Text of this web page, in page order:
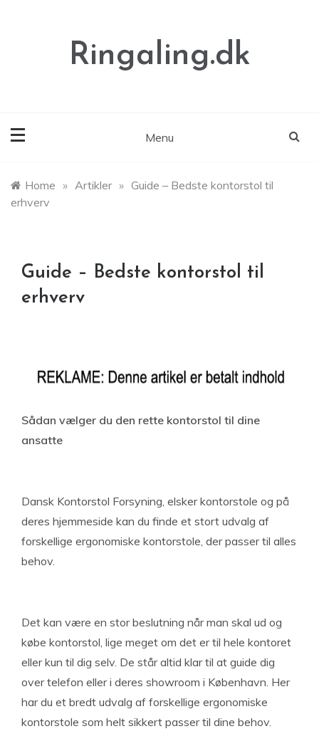
Ringaling.dk
Menu
Home » Artikler » Guide – Bedste kontorstol til
erhverv
Guide – Bedste kontorstol til
erhverv
Sådan vælger du den rette kontorstol til dine
ansatte
Dansk Kontorstol Forsyning, elsker kontorstole og på
deres hjemmeside kan du finde et stort udvalg af
forskellige ergonomiske kontorstole, der passer til alles
behov.
Det kan være en stor beslutning når man skal ud og
købe kontorstol, lige meget om det er til hele kontoret
eller kun til dig selv. De står altid klar til at guide dig
over telefon eller i deres showroom i København. Her
har du et bredt udvalg af forskellige ergonomiske
kontorstole som helt sikkert passer til dine behov.